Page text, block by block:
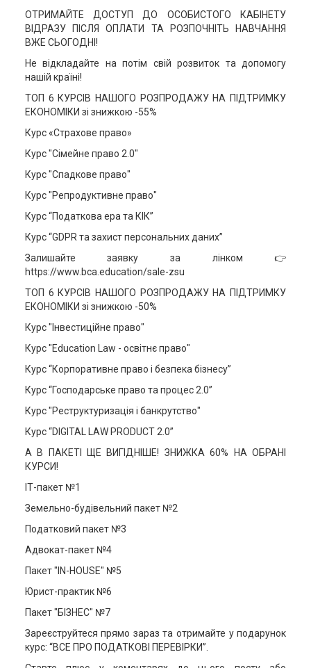
ОТРИМАЙТЕ ДОСТУП ДО ОСОБИСТОГО КАБІНЕТУ
ВІДРАЗУ ПІСЛЯ ОПЛАТИ ТА РОЗПОЧНІТЬ НАВЧАННЯ
ВЖЕ СЬОГОДНІ!
Не відкладайте на потім свій розвиток та допомогу
нашій країні!
ТОП 6 КУРСІВ НАШОГО РОЗПРОДАЖУ НА ПІДТРИМКУ
ЕКОНОМІКИ зі знижкою -55%
Курс «Страхове право»
Курс "Сімейне право 2.0"
Курс "Спадкове право"
Курс "Репродуктивне право"
Курс “Податкова ера та КІК”
Курс “GDPR та захист персональних даних”
Залишайте заявку за лінком 👉
https://www.bca.education/sale-zsu
ТОП 6 КУРСІВ НАШОГО РОЗПРОДАЖУ НА ПІДТРИМКУ
ЕКОНОМІКИ зі знижкою -50%
Курс "Інвестиційне право"
Курс "Education Law - освітнє право"
Курс “Корпоративне право і безпека бізнесу”
Курс “Господарське право та процес 2.0”
Курс "Реструктуризація і банкрутство"
Курс “DIGITAL LAW PRODUCT 2.0”
А В ПАКЕТІ ЩЕ ВИГІДНІШЕ! ЗНИЖКА 60% НА ОБРАНІ
КУРСИ!
ІТ-пакет №1
Земельно-будівельний пакет №2
Податковий пакет №3
Адвокат-пакет №4
Пакет "IN-HOUSE" №5
Юрист-практик №6
Пакет "БІЗНЕС" №7
Зареєструйтеся прямо зараз та отримайте у подарунок
курс: “ВСЕ ПРО ПОДАТКОВІ ПЕРЕВІРКИ”.